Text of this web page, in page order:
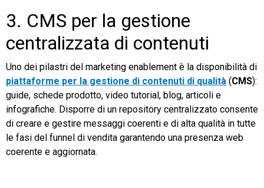
3. CMS per la gestione
centralizzata di contenuti
Uno dei pilastri del marketing enablement è la disponibilità di
piattaforme per la gestione di contenuti di qualità (CMS):
guide, schede prodotto, video tutorial, blog, articoli e
infografiche. Disporre di un repository centralizzato consente
di creare e gestire messaggi coerenti e di alta qualità in tutte
le fasi del funnel di vendita garantendo una presenza web
coerente e aggiornata.